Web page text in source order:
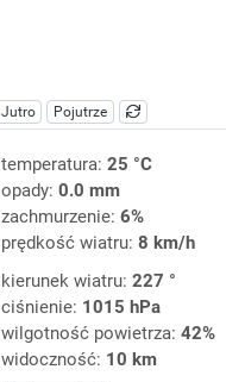
Jutro Pojutrze
temperatura: 25 °C
opady: 0.0 mm
zachmurzenie: 6%
prędkość wiatru: 8 km/h
kierunek wiatru: 227 °
ciśnienie: 1015 hPa
wilgotność powietrza: 42%
widoczność: 10 km